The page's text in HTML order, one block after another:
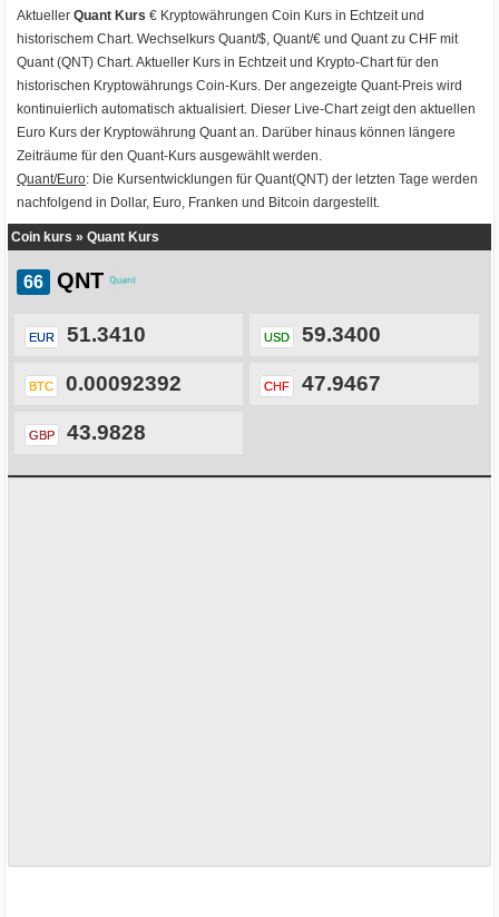
Aktueller Quant Kurs € Kryptowährungen Coin Kurs in Echtzeit und
historischem Chart. Wechselkurs Quant/$, Quant/€ und Quant zu CHF mit
Quant (QNT) Chart. Aktueller Kurs in Echtzeit und Krypto-Chart für den
historischen Kryptowährungs Coin-Kurs. Der angezeigte Quant-Preis wird
kontinuierlich automatisch aktualisiert. Dieser Live-Chart zeigt den aktuellen
Euro Kurs der Kryptowährung Quant an. Darüber hinaus können längere
Zeiträume für den Quant-Kurs ausgewählt werden.
Quant/Euro: Die Kursentwicklungen für Quant(QNT) der letzten Tage werden
nachfolgend in Dollar, Euro, Franken und Bitcoin dargestellt.
Coin kurs » Quant Kurs
QNT
EUR 51.3410 USD 59.3400
BTC 0.00092392 CHF 47.9467
GBP 43.9828